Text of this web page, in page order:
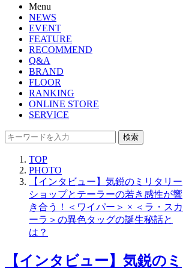
Menu
NEWS
EVENT
FEATURE
RECOMMEND
Q&A
BRAND
FLOOR
RANKING
ONLINE STORE
SERVICE
検索
TOP
PHOTO
【インタビュー】気鋭のミリタリー
ショップとテーラーの若き感性が響
き合う！＜ワイパー＞ × ＜ラ・スカ
ーラ＞の異色タッグの誕生秘話と
は？
【インタビュー】気鋭のミ